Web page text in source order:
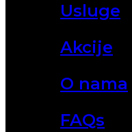
Usluge
Akcije
O nama
FAQs